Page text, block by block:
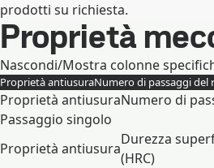
prodotti su richiesta.
Proprietà
Nascondi/Mostra colonne
Proprietà antiusuraNumero di passaggi del
Proprietà antiusuraNumero di
Passaggio singolo
Proprietà antiusura
Durezza
(HRC)